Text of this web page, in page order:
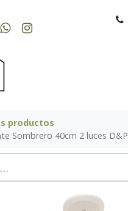
productos
Sombrero 40cm 2 luces D&P